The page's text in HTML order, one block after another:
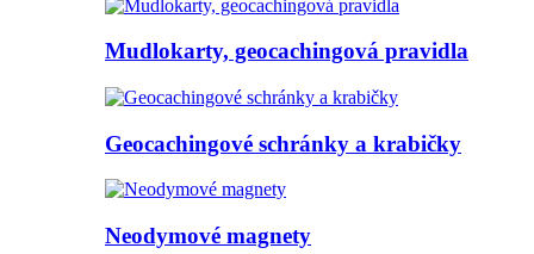
Mudlokarty, geocachingová pravidla
Geocachingové schránky a krabičky
Neodymové magnety